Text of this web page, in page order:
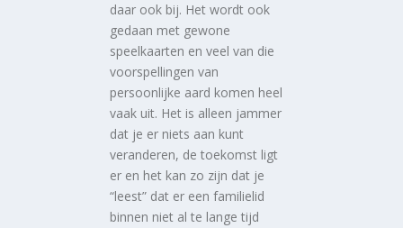
daar ook bij. Het wordt ook
gedaan met gewone
speelkaarten en veel van die
voorspellingen van
persoonlijke aard komen heel
vaak uit. Het is alleen jammer
dat je er niets aan kunt
veranderen, de toekomst ligt
er en het kan zo zijn dat je
“leest” dat er een familielid
binnen niet al te lange tijd